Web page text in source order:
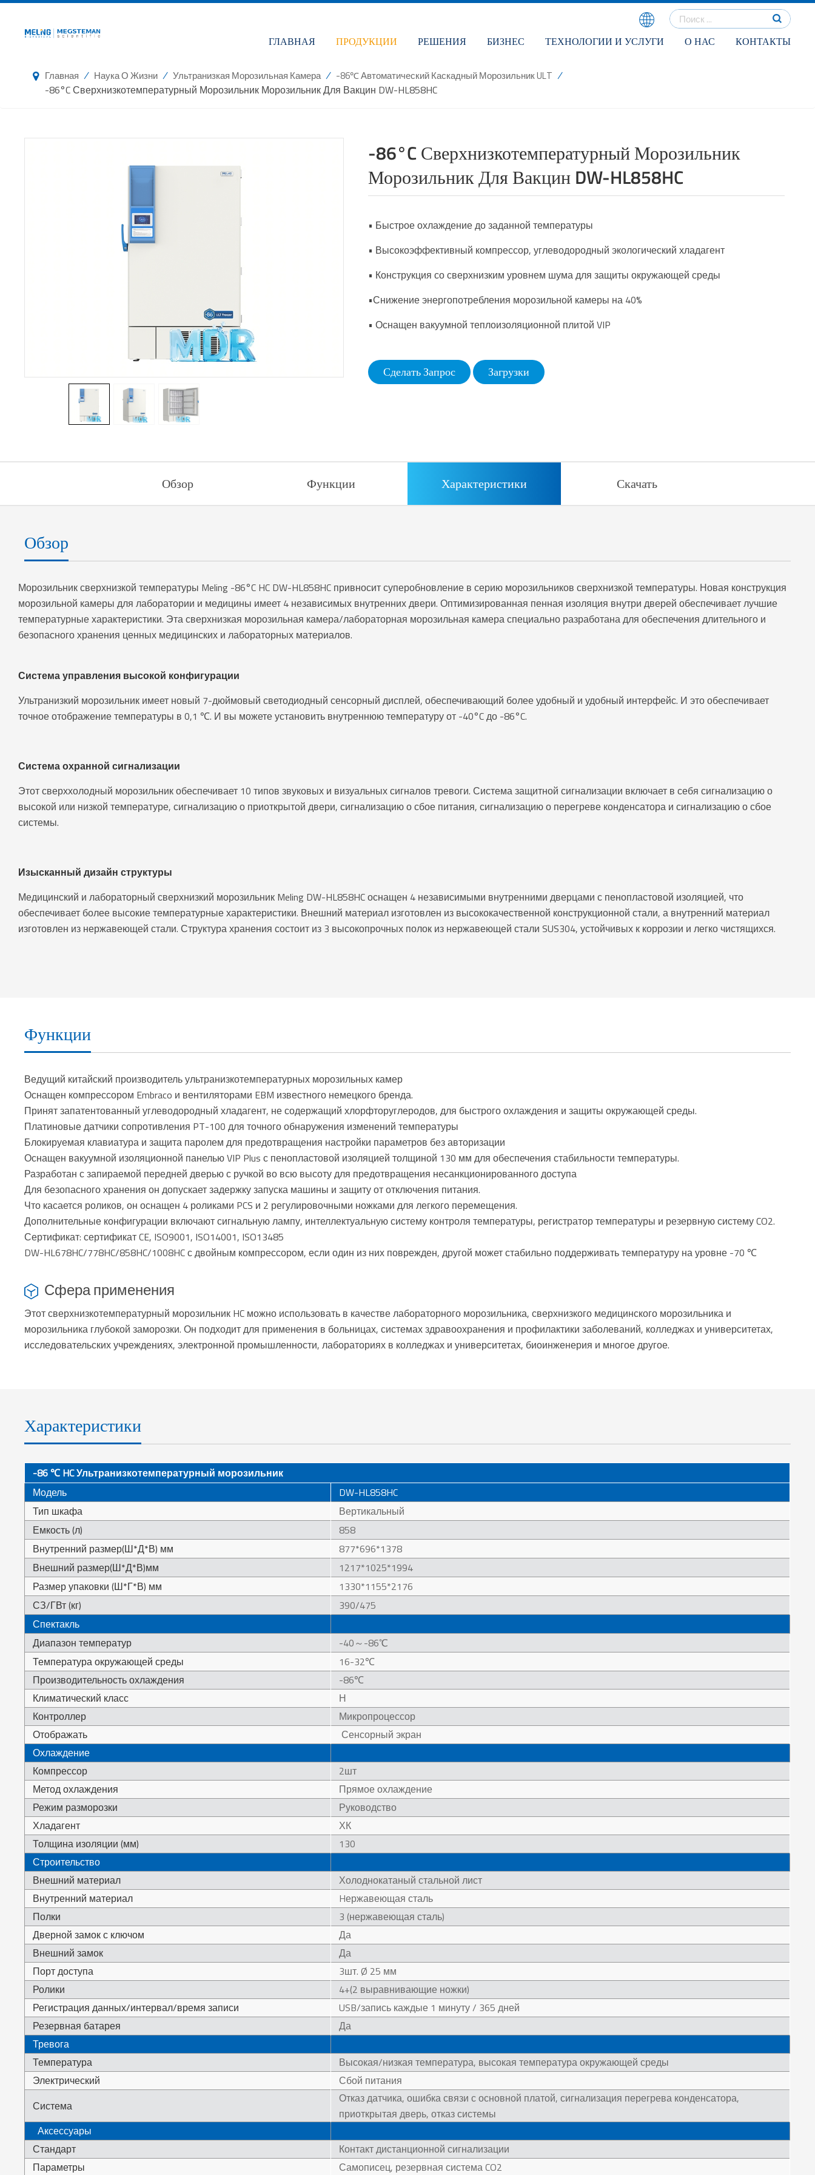
ГЛАВНАЯ ПРОДУКЦИИ РЕШЕНИЯ БИЗНЕС ТЕХНОЛОГИИ И УСЛУГИ О НАС КОНТАКТЫ
Главная / Наука О Жизни / Ультранизкая Морозильная Камера / -86℃ Автоматический Каскадный Морозильник ULT /
-86°C Сверхнизкотемпературный Морозильник Морозильник Для Вакцин DW-HL858HC
-86°C Сверхнизкотемпературный Морозильник
Морозильник Для Вакцин DW-HL858HC
• Быстрое охлаждение до заданной температуры
• Высокоэффективный компрессор, углеводородный экологический хладагент
• Конструкция со сверхнизким уровнем шума для защиты окружающей среды
•Снижение энергопотребления морозильной камеры на 40%
• Оснащен вакуумной теплоизоляционной плитой VIP
Сделать Запрос Загрузки
Обзор Функции Характеристики Скачать
Обзор
Морозильник сверхнизкой температуры Meling -86°C HC DW-HL858HC привносит суперобновление в серию морозильников сверхнизкой температуры. Новая конструкция
морозильной камеры для лаборатории и медицины имеет 4 независимых внутренних двери. Оптимизированная пенная изоляция внутри дверей обеспечивает лучшие
температурные характеристики. Эта сверхнизкая морозильная камера/лабораторная морозильная камера специально разработана для обеспечения длительного и
безопасного хранения ценных медицинских и лабораторных материалов.
Система управления высокой конфигурации
Ультранизкий морозильник имеет новый 7-дюймовый светодиодный сенсорный дисплей, обеспечивающий более удобный и удобный интерфейс. И это обеспечивает
точное отображение температуры в 0,1 ℃. И вы можете установить внутреннюю температуру от -40°C до -86°C.
Система охранной сигнализации
Этот сверххолодный морозильник обеспечивает 10 типов звуковых и визуальных сигналов тревоги. Система защитной сигнализации включает в себя сигнализацию о
высокой или низкой температуре, сигнализацию о приоткрытой двери, сигнализацию о сбое питания, сигнализацию о перегреве конденсатора и сигнализацию о сбое
системы.
Изысканный дизайн структуры
Медицинский и лабораторный сверхнизкий морозильник Meling DW-HL858HC оснащен 4 независимыми внутренними дверцами с пенопластовой изоляцией, что
обеспечивает более высокие температурные характеристики. Внешний материал изготовлен из высококачественной конструкционной стали, а внутренний материал
изготовлен из нержавеющей стали. Структура хранения состоит из 3 высокопрочных полок из нержавеющей стали SUS304, устойчивых к коррозии и легко чистящихся.
Функции
Ведущий китайский производитель ультранизкотемпературных морозильных камер
Оснащен компрессором Embraco и вентиляторами EBM известного немецкого бренда.
Принят запатентованный углеводородный хладагент, не содержащий хлорфторуглеродов, для быстрого охлаждения и защиты окружающей среды.
Платиновые датчики сопротивления PT-100 для точного обнаружения изменений температуры
Блокируемая клавиатура и защита паролем для предотвращения настройки параметров без авторизации
Оснащен вакуумной изоляционной панелью VIP Plus с пенопластовой изоляцией толщиной 130 мм для обеспечения стабильности температуры.
Разработан с запираемой передней дверью с ручкой во всю высоту для предотвращения несанкционированного доступа
Для безопасного хранения он допускает задержку запуска машины и защиту от отключения питания.
Что касается роликов, он оснащен 4 роликами PCS и 2 регулировочными ножками для легкого перемещения.
Дополнительные конфигурации включают сигнальную лампу, интеллектуальную систему контроля температуры, регистратор температуры и резервную систему CO2.
Сертификат: сертификат CE, ISO9001, ISO14001, ISO13485
DW-HL678HC/778HC/858HC/1008HC с двойным компрессором, если один из них поврежден, другой может стабильно поддерживать температуру на уровне -70 ℃
Сфера применения
Этот сверхнизкотемпературный морозильник HC можно использовать в качестве лабораторного морозильника, сверхнизкого медицинского морозильника и
морозильника глубокой заморозки. Он подходит для применения в больницах, системах здравоохранения и профилактики заболеваний, колледжах и университетах,
исследовательских учреждениях, электронной промышленности, лабораториях в колледжах и университетах, биоинженерия и многое другое.
Характеристики
-86 ℃ HC Ультранизкотемпературный морозильник
Модель
DW-HL858HC
Тип шкафа
Вертикальный
Емкость (л)
858
Внутренний размер(Ш*Д*В) мм
877*696*1378
Внешний размер(Ш*Д*В)мм
1217*1025*1994
Размер упаковки (Ш*Г*В) мм
1330*1155*2176
СЗ/ГВт (кг)
390/475
Спектакль
Диапазон температур
-40～-86℃
Температура окружающей среды
16-32℃
Производительность охлаждения
-86℃
Климатический класс
Н
Контроллер
Микропроцессор
Отображать
Сенсорный экран
Охлаждение
Компрессор
2шт
Метод охлаждения
Прямое охлаждение
Режим разморозки
Руководство
Хладагент
ХК
Толщина изоляции (мм)
130
Строительство
Внешний материал
Холоднокатаный стальной лист
Внутренний материал
Hержавеющая сталь
Полки
3 (нержавеющая сталь)
Дверной замок с ключом
Да
Внешний замок
Да
Порт доступа
3шт. Ø 25 мм
Ролики
4+(2 выравнивающие ножки)
Регистрация данных/интервал/время записи
USB/запись каждые 1 минуту / 365 дней
Резервная батарея
Да
Тревога
Температура
Высокая/низкая температура, высокая температура окружающей среды
Электрический
Сбой питания
Система
Отказ датчика, ошибка связи с основной платой, сигнализация перегрева конденсатора,
приоткрытая дверь, отказ системы
Аксессуары
Стандарт
Контакт дистанционной сигнализации
Параметры
Самописец, резервная система CO2